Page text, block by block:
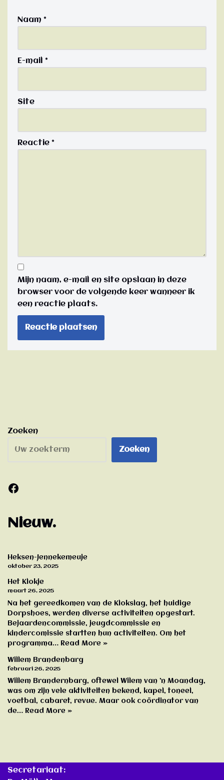
Naam *
E-mail *
Site
Reactie *
Mijn naam, e-mail en site opslaan in deze
browser voor de volgende keer wanneer ik
een reactie plaats.
Zoeken
Zoeken
Nieuw.
Heksen-Jennekemeuje
oktober 23, 2025
Het Klokje
maart 26, 2025
Na het gereedkomen van de Klokslag, het huidige
Dorpshoes, werden diverse activiteiten opgestart.
Bejaardencommissie, jeugdcommissie en
kindercomissie startten hun activiteiten. Om het
programma… Read More »
Willem Brandenbarg
februari 26, 2025
Willem Brandernbarg, oftewel Wilem van ’n Moandag,
was om zijn vele aktiviteiten bekend, kapel, toneel,
voetbal, cabaret, revue. Maar ook coördinator van
de… Read More »
Secretariaat: